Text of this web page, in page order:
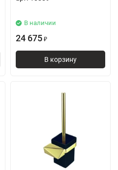
В наличии
24 675 ₽
В корзину